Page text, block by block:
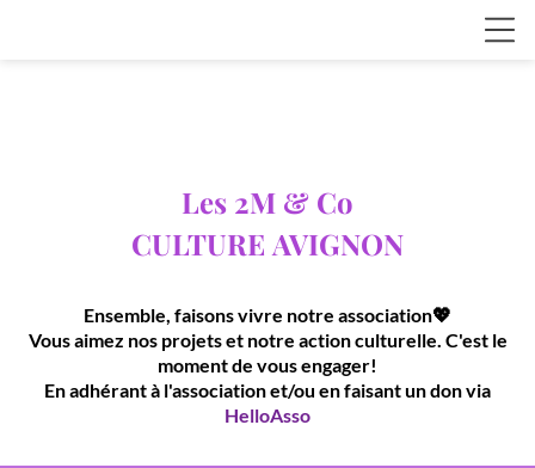
Les 2M & Co
CULTURE AVIGNON
Ensemble, faisons vivre notre association💖
Vous aimez nos projets et notre action culturelle. C'est le
moment de vous engager!
En adhérant à l'association et/ou en faisant un don via
HelloAsso